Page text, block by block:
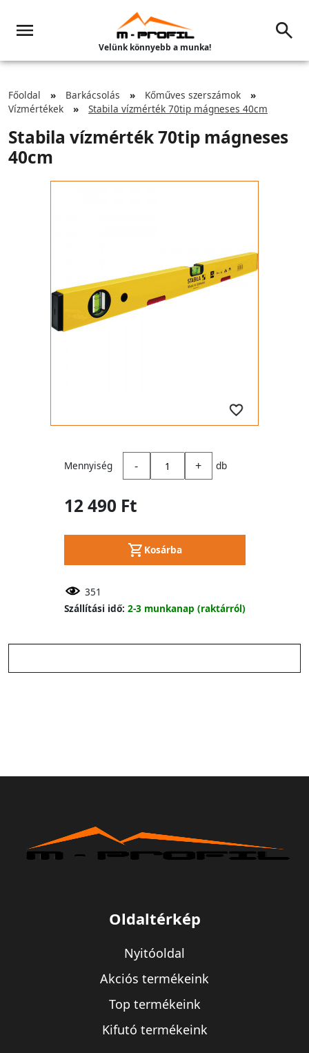
Velünk könnyebb a munka!
Főoldal Barkácsolás
Kőműves szerszámok
Vízmértékek
Stabila vízmérték 70tip mágneses 40cm
Stabila vízmérték 70tip mágneses
40cm
Mennyiség - + db
12 490 Ft
Kosárba
351
Szállítási idő: 2-3 munkanap (raktárról)
Oldaltérkép
Nyitóoldal
Akciós termékeink
Top termékeink
Kifutó termékeink